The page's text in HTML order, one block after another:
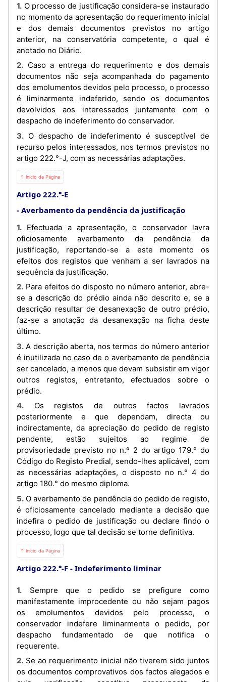
1. O processo de justificação considera-se instaurado
no momento da apresentação do requerimento inicial
e dos demais documentos previstos no artigo
anterior, na conservatória competente, o qual é
anotado no Diário.
2. Caso a entrega do requerimento e dos demais
documentos não seja acompanhada do pagamento
dos emolumentos devidos pelo processo, o processo
é liminarmente indeferido, sendo os documentos
devolvidos aos interessados juntamente com o
despacho de indeferimento do conservador.
3. O despacho de indeferimento é susceptível de
recurso pelos interessados, nos termos previstos no
artigo 222.°-J, com as necessárias adaptações.
⇡ Início da Página
Artigo 222.°-E
Averbamento da pendência da justificação
1. Efectuada a apresentação, o conservador lavra
oficiosamente averbamento da pendência da
justificação, reportando-se a este momento os
efeitos dos registos que venham a ser lavrados na
sequência da justificação.
2. Para efeitos do disposto no número anterior, abre-
se a descrição do prédio ainda não descrito e, se a
descrição resultar de desanexação de outro prédio,
faz-se a anotação da desanexação na ficha deste
último.
3. A descrição aberta, nos termos do número anterior
é inutilizada no caso de o averbamento de pendência
ser cancelado, a menos que devam subsistir em vigor
outros registos, entretanto, efectuados sobre o
prédio.
4. Os registos de outros factos lavrados
posteriormente e que dependam, directa ou
indirectamente, da apreciação do pedido de registo
pendente, estão sujeitos ao regime de
provisoriedade previsto no n.º 2 do artigo 179.° do
Código do Registo Predial, sendo-lhes aplicável, com
as necessárias adaptações, o disposto no n.° 4 do
artigo 180.° do mesmo diploma.
5. O averbamento de pendência do pedido de registo,
é oficiosamente cancelado mediante a decisão que
indefira o pedido de justificação ou declare findo o
processo, logo que tal decisão se torne definitiva.
⇡ Início da Página
Artigo 222.°-F Indeferimento liminar
1. Sempre que o pedido se prefigure como
manifestamente improcedente ou não sejam pagos
os emolumentos devidos pelo processo, o
conservador indefere liminarmente o pedido, por
despacho fundamentado de que notifica o
requerente.
2. Se ao requerimento inicial não tiverem sido juntos
os documentos comprovativos dos factos alegados e